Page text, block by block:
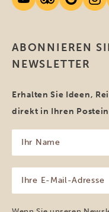
ABONNIEREN
NEWSLETTER
Erhalten Sie Ideen,
direkt in Ihren
Name
(erforderlich)
Mail-
Adresse